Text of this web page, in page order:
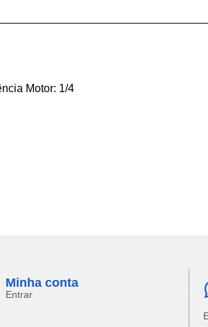
Motor: 1/4
Minha conta​
Entrar